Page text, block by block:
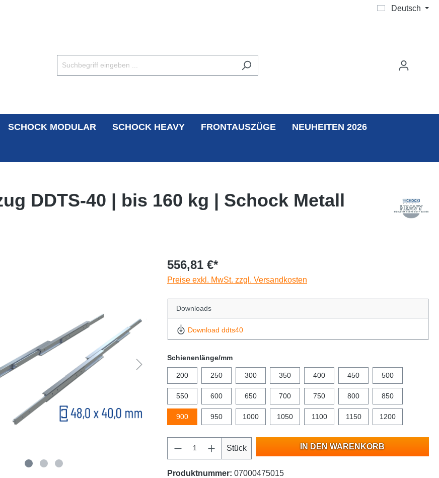
Deutsch
SCHOCK MODULAR SCHOCK HEAVY FRONTAUSZÜGE NEUHEITEN 2026
DDTS-40 | bis 160 kg | Schock Metall
556,81 €*
Preise exkl. MwSt. zzgl. Versandkosten
Downloads
Download ddts40
Schienenlänge/mm
200 250 300 350 400 450 500
550 600 650 700 750 800 850
900 950 1000 1050 1100 1150 1200
Stück IN DEN WARENKORB
Produktnummer: 07000475015